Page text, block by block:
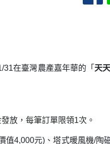
在臺灣農產嘉年華的「 天
放，每筆訂單限領1次。
值4,000元)、塔式暖風機/陶